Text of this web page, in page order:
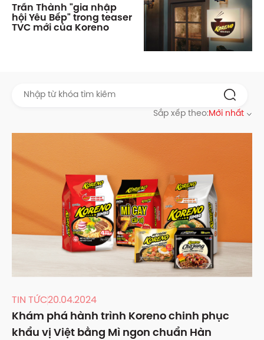
Trấn Thành "gia nhập
hội Yêu Bếp" trong teaser
TVC mới của Koreno
Sắp xếp theo: Mới nhất
TIN TỨC20.04.2024
Khám phá hành trình Koreno chinh phục
khẩu vị Việt bằng Mì ngon chuẩn Hàn